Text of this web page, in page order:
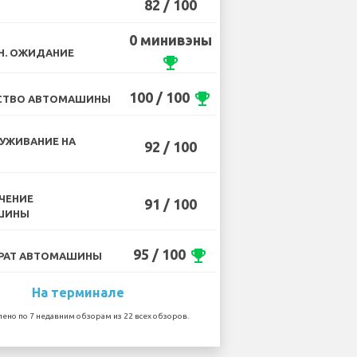
82 / 100
ОЖИДАНИЕ
0 минивэны
emoji_events
АВТОМАШИНЫ 100 / 100 emoji_events
НА
92 / 100
91 / 100
АВТОМАШИНЫ 95 / 100 emoji_events
На терминале
по 7 недавним обзорам из 22 всех обзоров.